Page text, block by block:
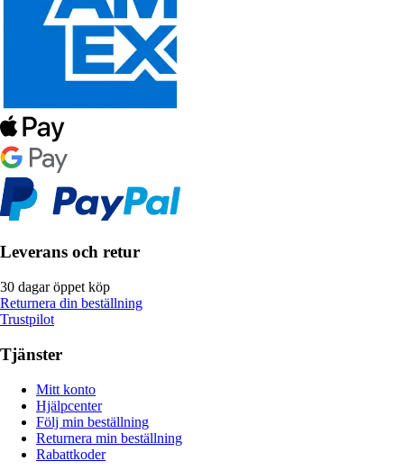
Leverans och retur
30 dagar öppet köp
Returnera din beställning
Trustpilot
Tjänster
Mitt konto
Hjälpcenter
Följ min beställning
Returnera min beställning
Rabattkoder